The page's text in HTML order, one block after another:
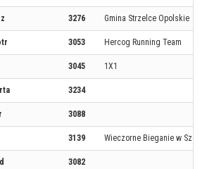
3276 Gmina Strzelce Opolskie
3053 Hercog Running Team
3045 1X1
3234
3088
3139 Wieczorne Bieganie w
3082